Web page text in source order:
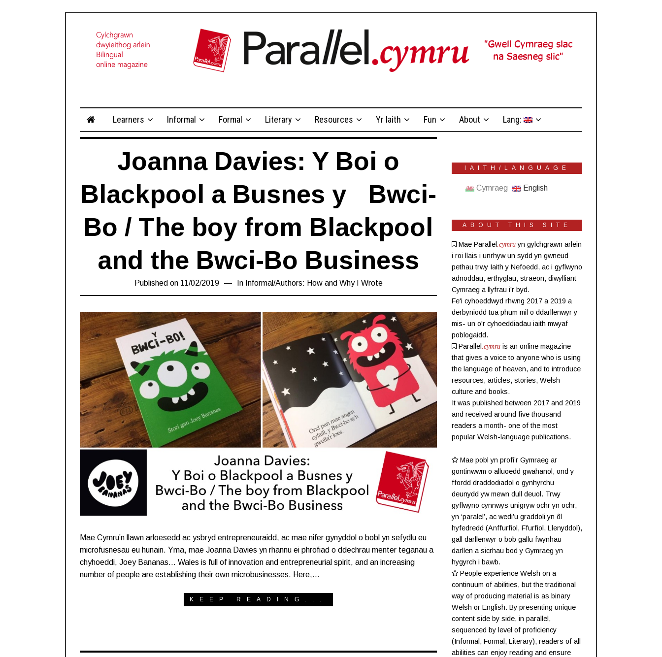
Learners Informal Formal Literary Resources Yr Iaith Fun About Lang:
Joanna Davies: Y Boi o
Blackpool a Busnes y Bwci-
Bo / The boy from Blackpool
and the Bwci-Bo Business
Published on 11/02/201917/03/2019
In Informal/Authors: How and Why I Wrote
Mae Cymru’n llawn arloesedd ac ysbryd entrepreneuraidd, ac mae nifer gynyddol o bobl yn sefydlu eu
microfusnesau eu hunain. Yma, mae Joanna Davies yn rhannu ei phrofiad o ddechrau menter teganau a
chyhoeddi, Joey Bananas… Wales is full of innovation and entrepreneurial spirit, and an increasing
number of people are establishing their own microbusinesses. Here,…
KEEP READING...
IAITH/LANGUAGE
Cymraeg English
ABOUT THIS SITE
Mae Parallel .cymruyn gylchgrawn arlein
i roi llais i unrhyw un sydd yn gwneud
pethau trwy Iaith y Nefoedd, ac i gyflwyno
adnoddau, erthyglau, straeon, diwylliant
Cymraeg a llyfrau i’r byd.
Fe'i cyhoeddwyd rhwng 2017 a 2019 a
derbyniodd tua phum mil o ddarllenwyr y
mis- un o'r cyhoeddiadau iaith mwyaf
poblogaidd.
Parallel .cymru is an online magazine
that gives a voice to anyone who is using
the language of heaven, and to introduce
resources, articles, stories, Welsh
culture and books.
It was published between 2017 and 2019
and received around five thousand
readers a month- one of the most
popular Welsh-language publications.
Mae pobl yn profi’r Gymraeg ar
gontinwwm o alluoedd gwahanol, ond y
ffordd draddodiadol o gynhyrchu
deunydd yw mewn dull deuol. Trwy
gyflwyno cynnwys unigryw ochr yn ochr,
yn ‘paralel’, ac wedi’u graddoli yn ôl
hyfedredd (Anffurfiol , Ffurfiol , Llenyddol ),
gall darllenwyr o bob gallu fwynhau
darllen a sicrhau bod y Gymraeg yn
hygyrch i bawb.
People experience Welsh on a
continuum of abilities, but the traditional
way of producing material is as binary
Welsh or English. By presenting unique
content side by side, in parallel,
sequenced by level of proficiency
(Informal , Formal , Literary), readers of all
abilities can enjoy reading and ensure